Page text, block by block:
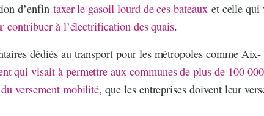
d’enfin taxer le gasoil lourd de ces bateaux et celle qui
contribuer à l’électrification des quais.
dédiés au transport pour les métropoles comme Aix-
qui visait à permettre aux communes de plus de 100
versement mobilité, que les entreprises doivent leur